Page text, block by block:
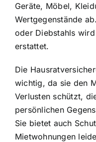
Geräte, Möbel,
Wertgegenstände
oder Diebstahls
erstattet.
Die
wichtig, da sie den
Verlusten schützt,
persönlichen
Sie bietet auch
Mietwohnungen